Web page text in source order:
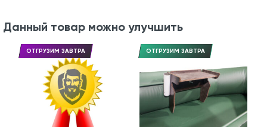
Данный товар можно улучшить
ОТГРУЗИМ ЗАВТРА ОТГРУЗИМ ЗАВТРА